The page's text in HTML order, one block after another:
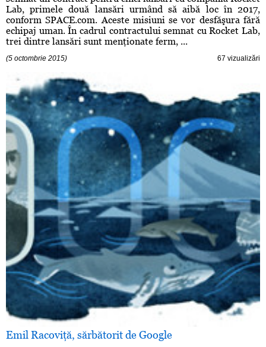
Lab, primele două lansări urmând să aibă loc în 2017,
conform SPACE.com. Aceste misiuni se vor desfăşura fără
echipaj uman. În cadrul contractului semnat cu Rocket Lab,
trei dintre lansări sunt menţionate ferm, ...
(5 octombrie 2015) 67 vizualizări
Emil Racoviţă, sărbătorit de Google